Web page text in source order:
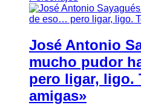
José Antonio
mucho pudor
pero ligar, ligo.
amigas»